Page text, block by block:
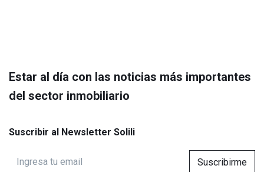
Estar al día con las noticias más importantes
del sector inmobiliario
Suscribir al Newsletter Solili
Suscribirme